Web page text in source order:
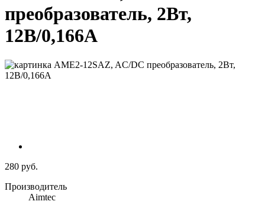
преобразователь, 2Вт,
12В/0,166A
280 руб.
Производитель
Aimtec